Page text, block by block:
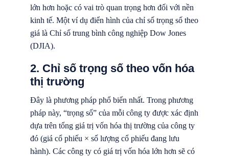
lớn hơn hoặc có vai trò quan trọng hơn đối với nền
kinh tế. Một ví dụ điển hình của chỉ số trọng số theo
giá là Chỉ số trung bình công nghiệp Dow Jones
(DJIA).
2. Chỉ số trọng số theo vốn hóa
thị trường
Đây là phương pháp phổ biến nhất. Trong phương
pháp này, “trọng số” của mỗi công ty được xác định
dựa trên tổng giá trị vốn hóa thị trường của công ty
đó (giá cổ phiếu × số lượng cổ phiếu đang lưu
hành). Các công ty có giá trị vốn hóa lớn hơn sẽ có